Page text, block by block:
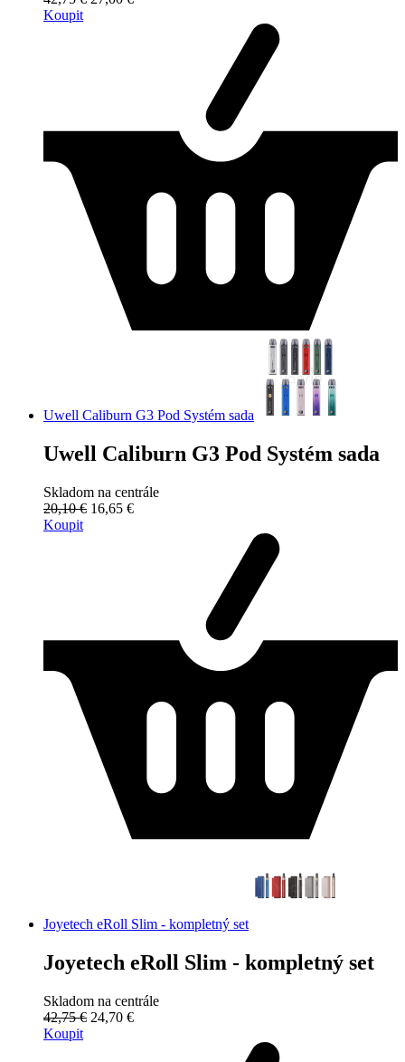
Koupit
Uwell Caliburn G3 Pod Systém sada
Uwell Caliburn G3 Pod Systém sada
Skladom na centrále
20,10 € 16,65 €
Koupit
Joyetech eRoll Slim - kompletný set
Joyetech eRoll Slim - kompletný set
Skladom na centrále
42,75 € 24,70 €
Koupit